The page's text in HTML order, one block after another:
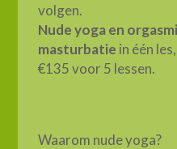
volgen.
Nude yoga en
masturbatie in één
€135 voor 5 lessen.
Waarom nude yoga?